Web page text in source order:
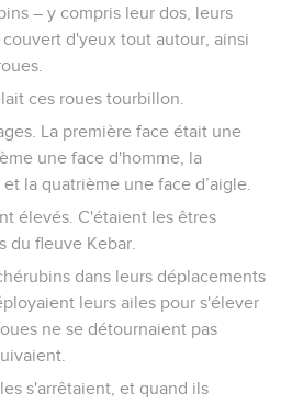
– y compris leur dos, leurs
d'yeux tout autour, ainsi
ces roues tourbillon.
La première face était une
une face d'homme, la
la quatrième une face d’aigle.
élevés. C'étaient les êtres
du fleuve Kebar.
dans leurs déplacements
leurs ailes pour s'élever
ne se détournaient pas
s'arrêtaient, et quand ils